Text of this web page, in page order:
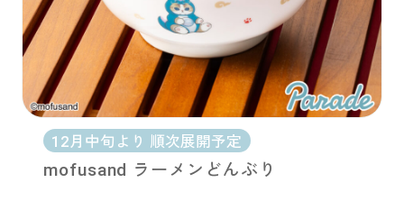
12月中旬より 順次展開予定
mofusand ラーメンどんぶり